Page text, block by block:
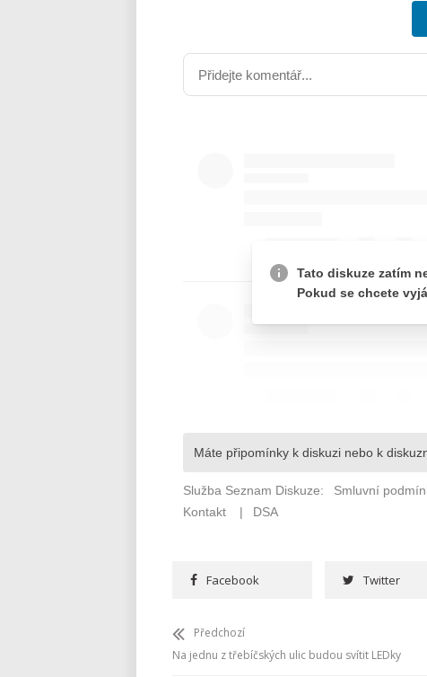
Facebook Twitter
Předchozí
Na jednu z třebíčských ulic budou svítit LEDky